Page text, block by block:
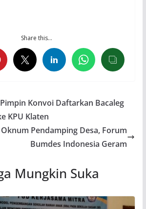
Share this…
Konvoi Daftarkan Bacaleg
KPU Klaten
Pendamping Desa, Forum
Bumdes Indonesia Geram
Mungkin Suka